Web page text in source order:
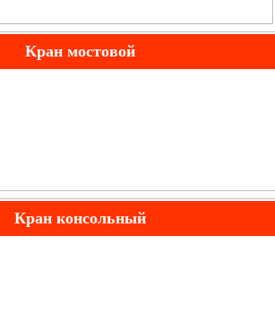
Кран мостовой
Кран консольный